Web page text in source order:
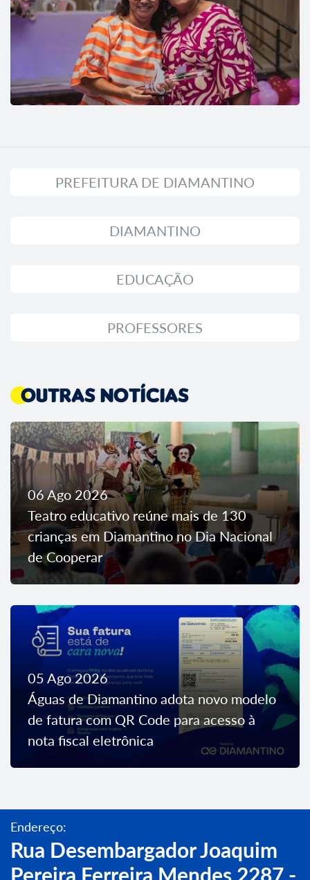
PREFEITURA DE DIAMANTINO
DIAMANTINO
EDUCAÇÃO
PROFESSORES
Outras Notícias
06 Ago 2026
Teatro educativo reúne mais de 130
crianças em Diamantino no Dia Nacional
de Cooperar
05 Ago 2026
Águas de Diamantino adota novo modelo
de fatura com QR Code para acesso à
nota fiscal eletrônica
Endereço:
Rua Desembargador Joaquim
Pereira Ferreira Mendes,2287 -